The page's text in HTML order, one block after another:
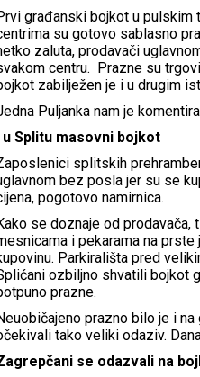
građanski bojkot u pulskim
su gotovo sablasno
zaluta, prodavači
centru. Prazne su
zabilježen je i u drugim
Puljanka nam je
u Splitu masovni bojkot
splitskih
bez posla jer su se
pogotovo namirnica.
se doznaje od prodavača,
i pekarama na
Parkirališta pred
ozbiljno shvatili bojkot
prazne.
prazno bilo je i
tako veliki odaziv.
se odazvali na